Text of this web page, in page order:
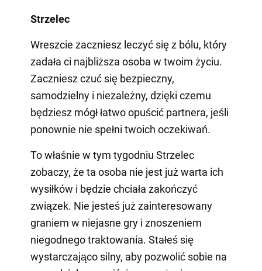
Strzelec
Wreszcie zaczniesz leczyć się z bólu, który
zadała ci najbliższa osoba w twoim życiu.
Zaczniesz czuć się bezpieczny,
samodzielny i niezależny, dzięki czemu
będziesz mógł łatwo opuścić partnera, jeśli
ponownie nie spełni twoich oczekiwań.
To właśnie w tym tygodniu Strzelec
zobaczy, że ta osoba nie jest już warta ich
wysiłków i będzie chciała zakończyć
związek. Nie jesteś już zainteresowany
graniem w niejasne gry i znoszeniem
niegodnego traktowania. Stałeś się
wystarczająco silny, aby pozwolić sobie na